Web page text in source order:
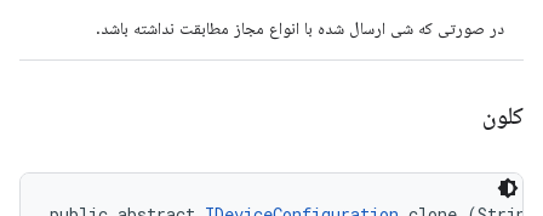
در صورتی که شی ارسال شده با انواع مجاز مطابقت نداشته باشد.
کلون